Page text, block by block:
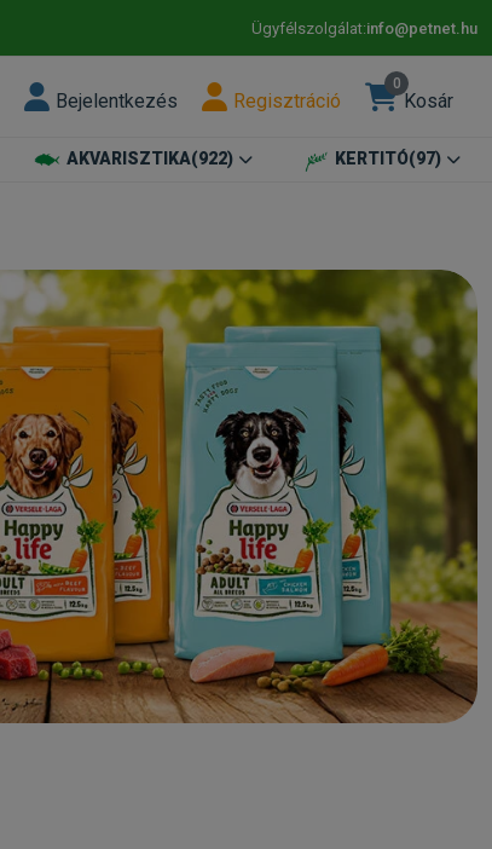
Ügyfélszolgálat:info@petnet.hu
Bejelentkezés Regisztráció
0
Kosár
AKVARISZTIKA(922) KERTITÓ(97)